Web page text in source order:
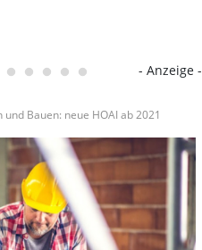
- Anzeige -
Bauen: neue HOAI ab 2021